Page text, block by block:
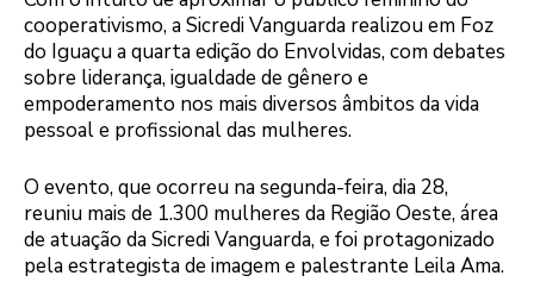
cooperativismo, a Sicredi Vanguarda realizou em Foz
do Iguaçu a quarta edição do Envolvidas, com debates
sobre liderança, igualdade de gênero e
empoderamento nos mais diversos âmbitos da vida
pessoal e profissional das mulheres.
O evento, que ocorreu na segunda-feira, dia 28,
reuniu mais de 1.300 mulheres da Região Oeste, área
de atuação da Sicredi Vanguarda, e foi protagonizado
pela estrategista de imagem e palestrante Leila Ama.